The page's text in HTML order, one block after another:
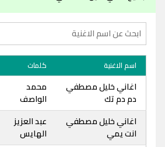
اسم الاغنية كلمات
اغاني خليل مصطفي
دم دم تك
محمد
الواصف
اغاني خليل مصطفي
انت يمي
عبد العزيز
الهايس